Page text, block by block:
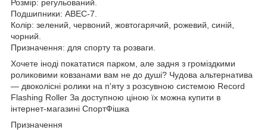
Розмір: регульований.
Подшипники: ABEC-7.
Колір: зелений, червоний, жовтогарячий, рожевий, синій,
чорний.
Призначення: для спорту та розваги.
Хочете іноді покататися парком, але задня з громіздкими
роликовими ковзанами вам не до душі? Чудова альтернатива
— двоколісні ролики на п'яту з розсувною системою Record
Flashing Roller За доступною ціною їх можна купити в
інтернет-магазині СпортФішка
Призначення